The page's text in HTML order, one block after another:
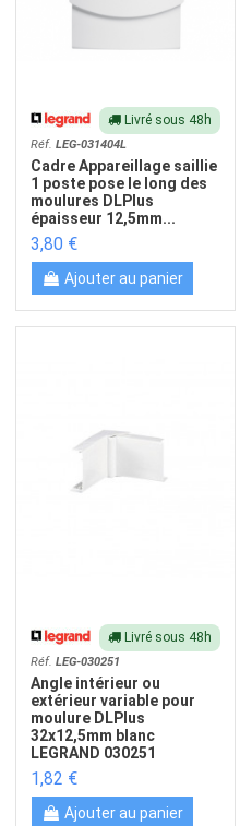
Livré sous 48h
Réf.LEG-031404L
Cadre Appareillage saillie
1 poste pose le long des
moulures DLPlus
épaisseur 12,5mm...
3,80 €
Ajouter au panier
Livré sous 48h
Réf.LEG-030251
Angle intérieur ou
extérieur variable pour
moulure DLPlus
32x12,5mm blanc
LEGRAND 030251
1,82 €
Ajouter au panier